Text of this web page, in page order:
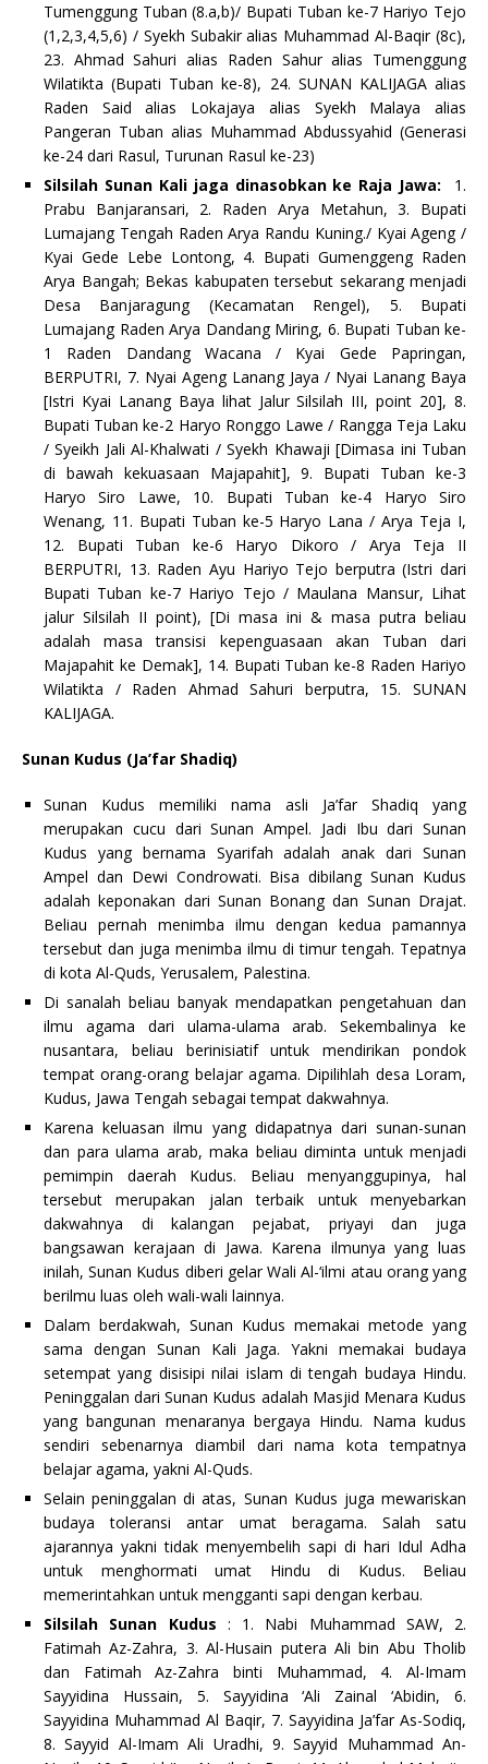
Tumenggung Tuban (8.a,b)/ Bupati Tuban ke-7 Hariyo Tejo
(1,2,3,4,5,6) / Syekh Subakir alias Muhammad Al-Baqir (8c),
23. Ahmad Sahuri alias Raden Sahur alias Tumenggung
Wilatikta (Bupati Tuban ke-8), 24. SUNAN KALIJAGA alias
Raden Said alias Lokajaya alias Syekh Malaya alias
Pangeran Tuban alias Muhammad Abdussyahid (Generasi
ke-24 dari Rasul, Turunan Rasul ke-23)
Silsilah Sunan Kali jaga dinasobkan ke Raja Jawa: 1.
Prabu Banjaransari, 2. Raden Arya Metahun, 3. Bupati
Lumajang Tengah Raden Arya Randu Kuning./ Kyai Ageng /
Kyai Gede Lebe Lontong, 4. Bupati Gumenggeng Raden
Arya Bangah; Bekas kabupaten tersebut sekarang menjadi
Desa Banjaragung (Kecamatan Rengel), 5. Bupati
Lumajang Raden Arya Dandang Miring, 6. Bupati Tuban ke-
1 Raden Dandang Wacana / Kyai Gede Papringan,
BERPUTRI, 7. Nyai Ageng Lanang Jaya / Nyai Lanang Baya
[Istri Kyai Lanang Baya lihat Jalur Silsilah III, point 20], 8.
Bupati Tuban ke-2 Haryo Ronggo Lawe / Rangga Teja Laku
/ Syeikh Jali Al-Khalwati / Syekh Khawaji [Dimasa ini Tuban
di bawah kekuasaan Majapahit], 9. Bupati Tuban ke-3
Haryo Siro Lawe, 10. Bupati Tuban ke-4 Haryo Siro
Wenang, 11. Bupati Tuban ke-5 Haryo Lana / Arya Teja I,
12. Bupati Tuban ke-6 Haryo Dikoro / Arya Teja II
BERPUTRI, 13. Raden Ayu Hariyo Tejo berputra (Istri dari
Bupati Tuban ke-7 Hariyo Tejo / Maulana Mansur, Lihat
jalur Silsilah II point), [Di masa ini & masa putra beliau
adalah masa transisi kepenguasaan akan Tuban dari
Majapahit ke Demak], 14. Bupati Tuban ke-8 Raden Hariyo
Wilatikta / Raden Ahmad Sahuri berputra, 15. SUNAN
KALIJAGA.
Sunan Kudus (Ja’far Shadiq)
Sunan Kudus memiliki nama asli Ja’far Shadiq yang
merupakan cucu dari Sunan Ampel. Jadi Ibu dari Sunan
Kudus yang bernama Syarifah adalah anak dari Sunan
Ampel dan Dewi Condrowati. Bisa dibilang Sunan Kudus
adalah keponakan dari Sunan Bonang dan Sunan Drajat.
Beliau pernah menimba ilmu dengan kedua pamannya
tersebut dan juga menimba ilmu di timur tengah. Tepatnya
di kota Al-Quds, Yerusalem, Palestina.
Di sanalah beliau banyak mendapatkan pengetahuan dan
ilmu agama dari ulama-ulama arab. Sekembalinya ke
nusantara, beliau berinisiatif untuk mendirikan pondok
tempat orang-orang belajar agama. Dipilihlah desa Loram,
Kudus, Jawa Tengah sebagai tempat dakwahnya.
Karena keluasan ilmu yang didapatnya dari sunan-sunan
dan para ulama arab, maka beliau diminta untuk menjadi
pemimpin daerah Kudus. Beliau menyanggupinya, hal
tersebut merupakan jalan terbaik untuk menyebarkan
dakwahnya di kalangan pejabat, priyayi dan juga
bangsawan kerajaan di Jawa. Karena ilmunya yang luas
inilah, Sunan Kudus diberi gelar Wali Al-‘ilmi atau orang yang
berilmu luas oleh wali-wali lainnya.
Dalam berdakwah, Sunan Kudus memakai metode yang
sama dengan Sunan Kali Jaga. Yakni memakai budaya
setempat yang disisipi nilai islam di tengah budaya Hindu.
Peninggalan dari Sunan Kudus adalah Masjid Menara Kudus
yang bangunan menaranya bergaya Hindu. Nama kudus
sendiri sebenarnya diambil dari nama kota tempatnya
belajar agama, yakni Al-Quds.
Selain peninggalan di atas, Sunan Kudus juga mewariskan
budaya toleransi antar umat beragama. Salah satu
ajarannya yakni tidak menyembelih sapi di hari Idul Adha
untuk menghormati umat Hindu di Kudus. Beliau
memerintahkan untuk mengganti sapi dengan kerbau.
Silsilah Sunan Kudus : 1. Nabi Muhammad SAW, 2.
Fatimah Az-Zahra, 3. Al-Husain putera Ali bin Abu Tholib
dan Fatimah Az-Zahra binti Muhammad, 4. Al-Imam
Sayyidina Hussain, 5. Sayyidina ‘Ali Zainal ‘Abidin, 6.
Sayyidina Muhammad Al Baqir, 7. Sayyidina Ja’far As-Sodiq,
8. Sayyid Al-Imam Ali Uradhi, 9. Sayyid Muhammad An-